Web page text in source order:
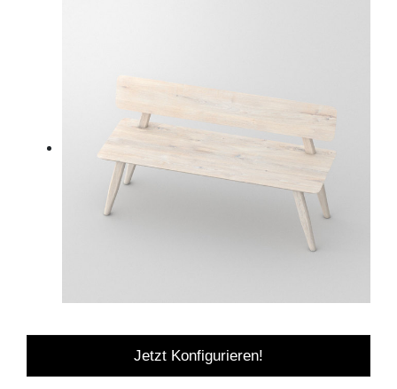
Jetzt Konfigurieren!